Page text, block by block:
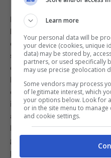
Laviamo etagliamo i
Rimuoviamo l’osso dalle
ciotola col pane.Apriamo
sgoccioliamo l’olio:
della scatoletta nella
L’olio del tonno è ricco di
condimento naturale.
insaporire bene il pane.
aggiungiamo le foglie di
Mettiamo in frigo per una
gustare: il nostro primo
pronto da gustare.
Learn more
Your personal data will be
your device (cookies, unique
data) may be stored by,
partners, or used specifically
may use precise geolocation
Some vendors may process
of legitimate interest, which
your options below. Look for
or in the site menu to
and cookie settings.